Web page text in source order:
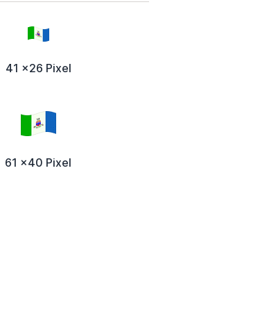
41 x26 Pixel
61 x40 Pixel